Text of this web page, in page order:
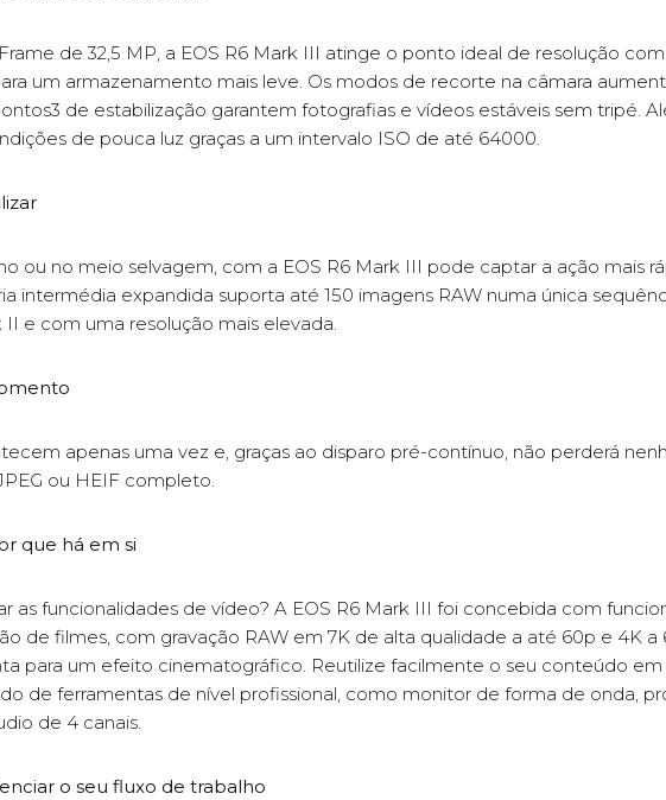
de 32,5 MP, a EOS R6 Mark III atinge o ponto ideal de resolução
um armazenamento mais leve. Os modos de recorte na câmara
de estabilização garantem fotografias e vídeos estáveis sem tripé.
de pouca luz graças a um intervalo ISO de até 64000.
ou no meio selvagem, com a EOS R6 Mark III pode captar a ação mais
intermédia expandida suporta até 150 imagens RAW numa única
e com uma resolução mais elevada.
apenas uma vez e, graças ao disparo pré-contínuo, não perderá
ou HEIF completo.
que há em si
as funcionalidades de vídeo? A EOS R6 Mark III foi concebida com
de filmes, com gravação RAW em 7K de alta qualidade a até 60p e 4K
para um efeito cinematográfico. Reutilize facilmente o seu conteúdo
de ferramentas de nível profissional, como monitor de forma de onda,
de 4 canais.
o seu fluxo de trabalho